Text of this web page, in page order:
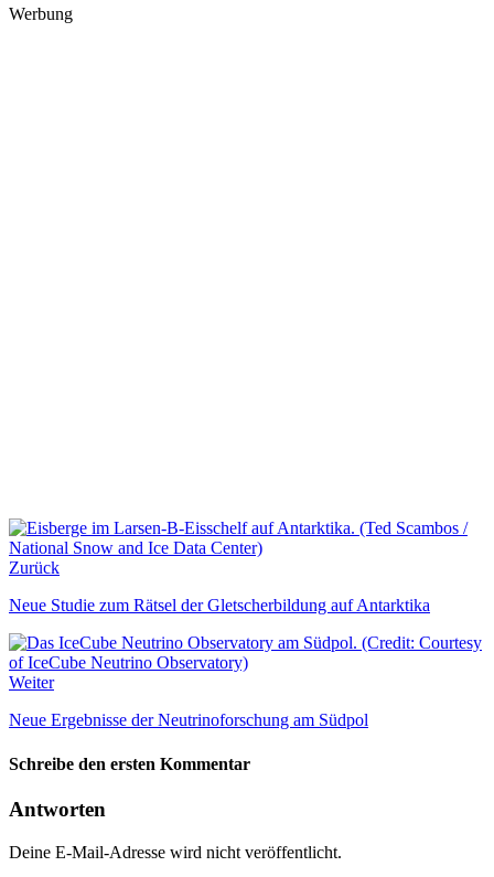
Werbung
Zurück
Neue Studie zum Rätsel der Gletscherbildung auf Antarktika
Weiter
Neue Ergebnisse der Neutrinoforschung am Südpol
Schreibe den ersten Kommentar
Antworten
Deine E-Mail-Adresse wird nicht veröffentlicht.